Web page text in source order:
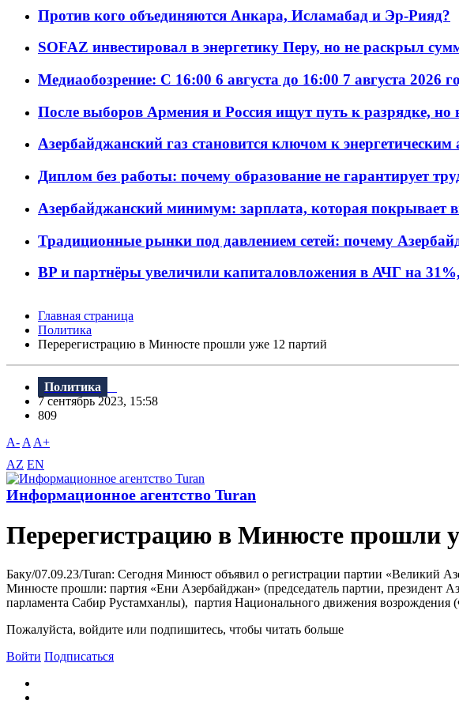
Против кого объединяются Анкара, Исламабад и Эр-Рияд?
SOFAZ инвестировал в энергетику Перу, но не раскрыл
Медиаобозрение: С 16:00 6 августа до 16:00 7 августа 2026
После выборов Армения и Россия ищут путь к разрядке, но
Азербайджанский газ становится ключом к
Диплом без работы: почему образование не гарантирует
Азербайджанский минимум: зарплата, которая покрывает
Традиционные рынки под давлением сетей: почему
BP и партнёры увеличили капиталовложения в АЧГ на
Главная страница
Политика
Перерегистрацию в Минюсте прошли уже 12 партий
Политика
7 сентябрь 2023, 15:58
809
A- A A+
AZ EN
Информационное агентство Turan
Перерегистрацию в Минюсте прошли
Баку/07.09.23/Turan: Сегодня Минюст объявил о регистрации партии «Великий
Минюсте прошли: партия «Ени Азербайджан» (председатель партии, президент
парламента Сабир Рустамханлы), партия Национального движения возрождения
Пожалуйста, войдите или подпишитесь, чтобы читать больше
Войти Подписаться